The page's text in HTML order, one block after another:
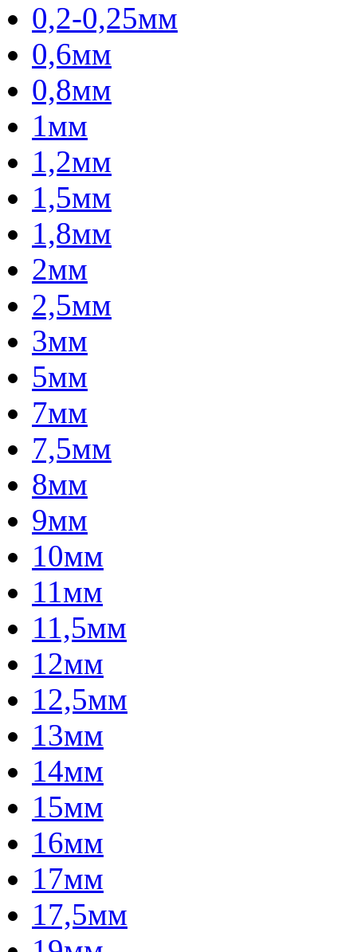
0,2-0,25мм
0,6мм
0,8мм
1мм
1,2мм
1,5мм
1,8мм
2мм
2,5мм
3мм
5мм
7мм
7,5мм
8мм
9мм
10мм
11мм
11,5мм
12мм
12,5мм
13мм
14мм
15мм
16мм
17мм
17,5мм